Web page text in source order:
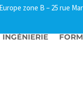
zone B – 25 rue
INGÉNIERIE